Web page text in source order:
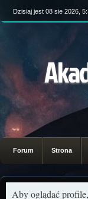
Dzisiaj jest 08 sie 2026,
Forum Strona
Aby oglądać